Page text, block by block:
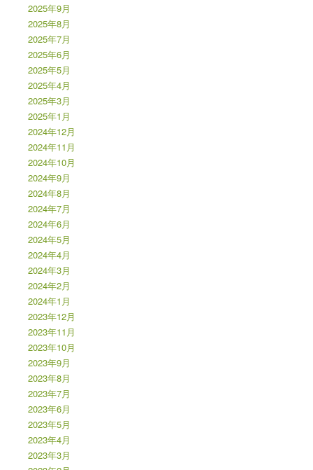
2025年9月
2025年8月
2025年7月
2025年6月
2025年5月
2025年4月
2025年3月
2025年1月
2024年12月
2024年11月
2024年10月
2024年9月
2024年8月
2024年7月
2024年6月
2024年5月
2024年4月
2024年3月
2024年2月
2024年1月
2023年12月
2023年11月
2023年10月
2023年9月
2023年8月
2023年7月
2023年6月
2023年5月
2023年4月
2023年3月